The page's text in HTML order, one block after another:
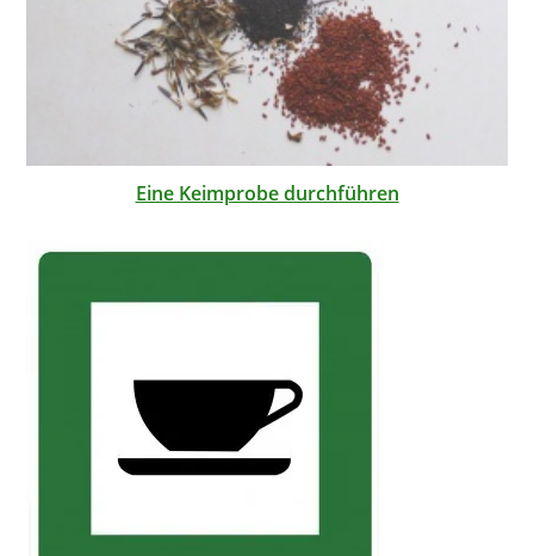
Eine Keimprobe durchführen